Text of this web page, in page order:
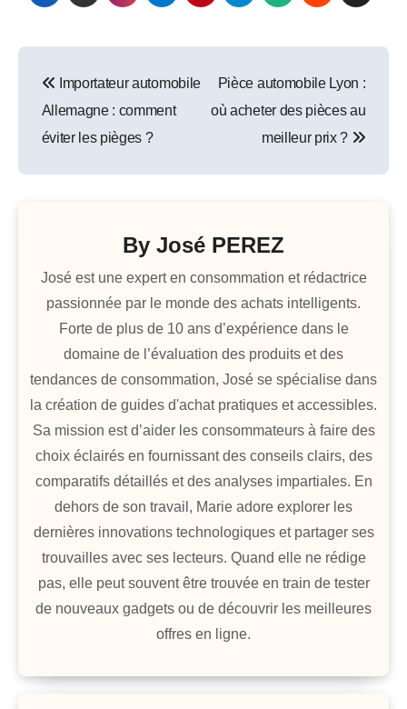
de
l’article
Importateur automobile
Allemagne : comment
éviter les pièges ?
Pièce automobile Lyon :
où acheter des pièces au
meilleur prix ?
By José PEREZ
José est une expert en consommation et rédactrice
passionnée par le monde des achats intelligents.
Forte de plus de 10 ans d’expérience dans le
domaine de l’évaluation des produits et des
tendances de consommation, José se spécialise dans
la création de guides d'achat pratiques et accessibles.
Sa mission est d’aider les consommateurs à faire des
choix éclairés en fournissant des conseils clairs, des
comparatifs détaillés et des analyses impartiales. En
dehors de son travail, Marie adore explorer les
dernières innovations technologiques et partager ses
trouvailles avec ses lecteurs. Quand elle ne rédige
pas, elle peut souvent être trouvée en train de tester
de nouveaux gadgets ou de découvrir les meilleures
offres en ligne.